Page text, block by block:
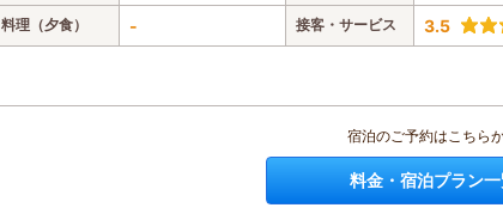
料理（夕食） - 接客・サービス 3.5
宿泊のご予約はこちら
料金・宿泊プラン